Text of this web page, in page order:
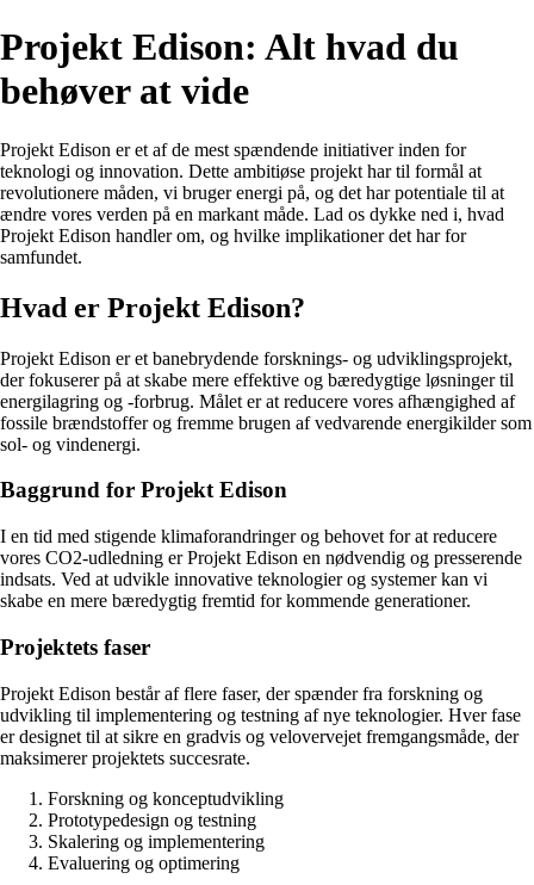
Projekt Edison: Alt hvad du
behøver at vide
Projekt Edison er et af de mest spændende initiativer inden for
teknologi og innovation. Dette ambitiøse projekt har til formål at
revolutionere måden, vi bruger energi på, og det har potentiale til at
ændre vores verden på en markant måde. Lad os dykke ned i, hvad
Projekt Edison handler om, og hvilke implikationer det har for
samfundet.
Hvad er Projekt Edison?
Projekt Edison er et banebrydende forsknings- og udviklingsprojekt,
der fokuserer på at skabe mere effektive og bæredygtige løsninger til
energilagring og -forbrug. Målet er at reducere vores afhængighed af
fossile brændstoffer og fremme brugen af vedvarende energikilder som
sol- og vindenergi.
Baggrund for Projekt Edison
I en tid med stigende klimaforandringer og behovet for at reducere
vores CO2-udledning er Projekt Edison en nødvendig og presserende
indsats. Ved at udvikle innovative teknologier og systemer kan vi
skabe en mere bæredygtig fremtid for kommende generationer.
Projektets faser
Projekt Edison består af flere faser, der spænder fra forskning og
udvikling til implementering og testning af nye teknologier. Hver fase
er designet til at sikre en gradvis og velovervejet fremgangsmåde, der
maksimerer projektets succesrate.
Forskning og konceptudvikling
Prototypedesign og testning
Skalering og implementering
Evaluering og optimering